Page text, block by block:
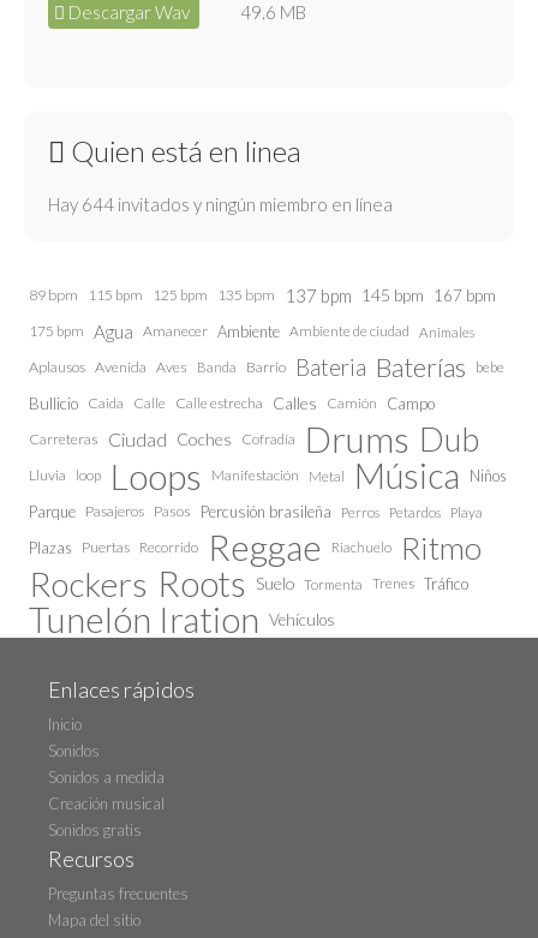
Descargar Wav 49.6 MB
Quien está en linea
Hay 644 invitados y ningún miembro en línea
89 bpm 115 bpm 125 bpm 135 bpm 137 bpm 145 bpm 167 bpm
175 bpm Agua Amanecer Ambiente Ambiente de ciudad Animales
Aplausos Avenida Aves Banda Barrio Bateria Baterías bebe
Bullicio Caida Calle Calle estrecha Calles Camión Campo
Carreteras Ciudad Coches Cofradía Drums Dub
Lluvia loop Loops Manifestación Metal Música
Niños
Parque Pasajeros Pasos Percusión brasileña Perros Petardos Playa
Plazas Puertas Recorrido Reggae Riachuelo Ritmo
Rockers Roots Suelo Tormenta Trenes Tráfico
Tunelón Iration Vehículos
Enlaces rápidos
Inicio
Sonidos
Sonidos a medida
Creación musical
Sonidos gratis
Recursos
Preguntas frecuentes
Mapa del sitio